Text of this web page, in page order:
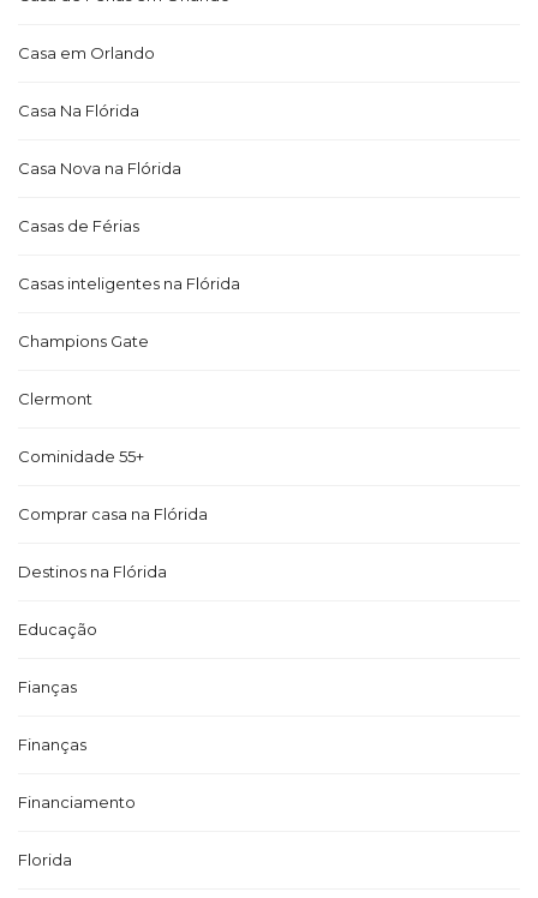
Casa em Orlando
Casa Na Flórida
Casa Nova na Flórida
Casas de Férias
Casas inteligentes na Flórida
Champions Gate
Clermont
Cominidade 55+
Comprar casa na Flórida
Destinos na Flórida
Educação
Fianças
Finanças
Financiamento
Florida